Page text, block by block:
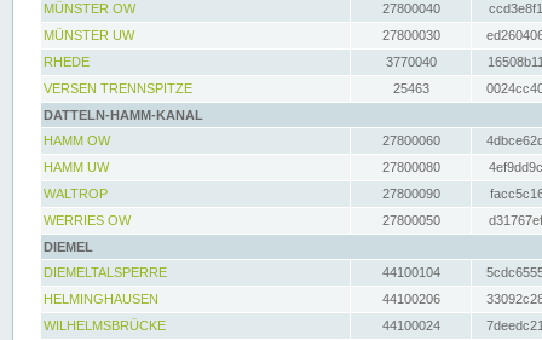
MÜNSTER OW
27800040
MÜNSTER UW
27800030
RHEDE
3770040
VERSEN TRENNSPITZE
25463
DATTELN-HAMM-KANAL
HAMM OW
27800060
HAMM UW
27800080
WALTROP
27800090
WERRIES OW
27800050
DIEMEL
DIEMELTALSPERRE
44100104
HELMINGHAUSEN
44100206
WILHELMSBRÜCKE
44100024